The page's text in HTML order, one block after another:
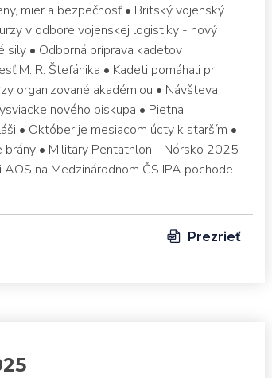
mier a bezpečnosť • Britský vojenský
v odbore vojenskej logistiky - nový
sily • Odborná príprava kadetov
M. R. Štefánika • Kadeti pomáhali pri
organizované akadémiou • Návšteva
nového biskupa • Pietna
• Október je mesiacom úcty k starším •
• Military Pentathlon - Nórsko 2025
na Medzinárodnom ČS IPA pochode
Prezrieť